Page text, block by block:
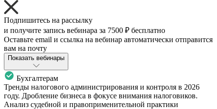
Подпишитесь на рассылку
и получите запись вебинара за 7500 ₽ бесплатно
Оставьте email и ссылка на вебинар автоматически отправится
вам на почту
Показать вебинары
Бухгалтерам
Тренды налогового администрирования и контроля в 2026
году. Дробление бизнеса в фокусе внимания налоговиков.
Анализ судебной и правоприменительной практики